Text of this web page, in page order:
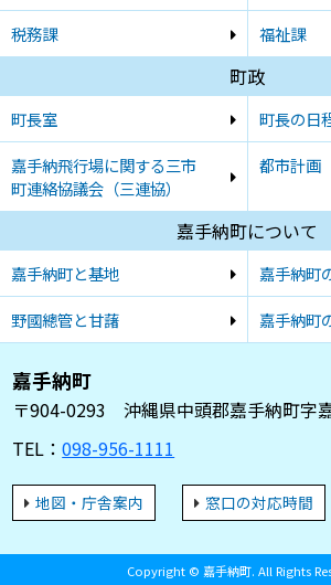
税務課
福祉課
町政
町長室
町長の日
嘉手納飛行場に関する三市
町連絡協議会（三連協）
都市計画
嘉手納町について
嘉手納町と基地
嘉手納町
野國總管と甘藷
嘉手納町
嘉手納町
〒904-0293 沖縄県中頭郡嘉手納町字
TEL：098-956-1111
地図・庁舎案内 窓口の対応時間
Copyright © 嘉手納町. All Rights